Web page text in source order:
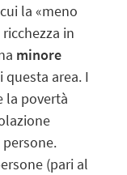
la «meno
in
minore
area. I
la povertà
(pari al